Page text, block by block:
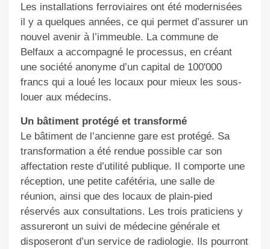
Les installations ferroviaires ont été modernisées
il y a quelques années, ce qui permet d’assurer un
nouvel avenir à l’immeuble. La commune de
Belfaux a accompagné le processus, en créant
une société anonyme d’un capital de 100'000
francs qui a loué les locaux pour mieux les sous-
louer aux médecins.
Un bâtiment protégé et transformé
Le bâtiment de l’ancienne gare est protégé. Sa
transformation a été rendue possible car son
affectation reste d’utilité publique. Il comporte une
réception, une petite cafétéria, une salle de
réunion, ainsi que des locaux de plain-pied
réservés aux consultations. Les trois praticiens y
assureront un suivi de médecine générale et
disposeront d’un service de radiologie. Ils pourront